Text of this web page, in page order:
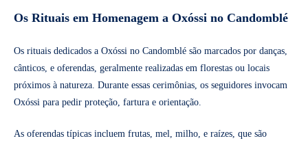
Os Rituais em Homenagem a Oxóssi no Candomblé
Os rituais dedicados a Oxóssi no Candomblé são marcados por danças,
cânticos, e oferendas, geralmente realizadas em florestas ou locais
próximos à natureza. Durante essas cerimônias, os seguidores invocam
Oxóssi para pedir proteção, fartura e orientação.
As oferendas típicas incluem frutas, mel, milho, e raízes, que são